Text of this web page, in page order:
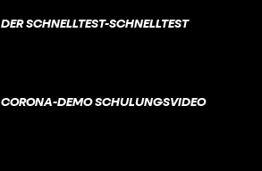
DER SCHNELLTEST-SCHNELLTEST
CORONA-DEMO SCHULUNGSVIDEO